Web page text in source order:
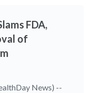
FDA,
of
News) --